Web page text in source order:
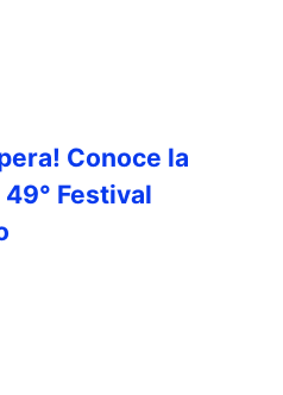
Conoce la
Festival